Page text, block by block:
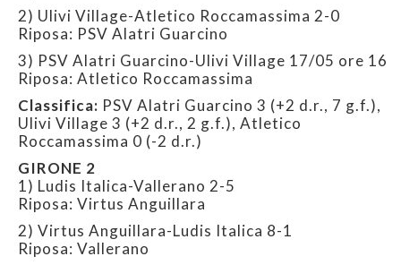
2) Ulivi Village-Atletico Roccamassima 2-0
Riposa: PSV Alatri Guarcino
3) PSV Alatri Guarcino-Ulivi Village 17/05 ore 16
Riposa: Atletico Roccamassima
Classifica: PSV Alatri Guarcino 3 (+2 d.r., 7 g.f.),
Ulivi Village 3 (+2 d.r., 2 g.f.), Atletico
Roccamassima 0 (-2 d.r.)
GIRONE 2
1) Ludis Italica-Vallerano 2-5
Riposa: Virtus Anguillara
2) Virtus Anguillara-Ludis Italica 8-1
Riposa: Vallerano